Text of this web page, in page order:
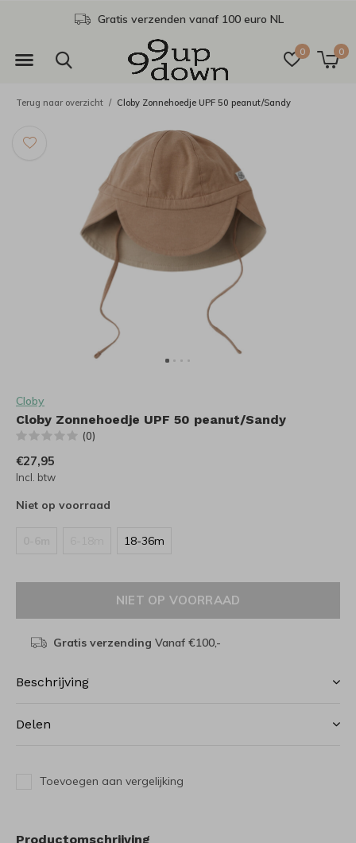
0 0
Gratis verzenden vanaf 100 euro NL
Terug naar overzicht Cloby Zonnehoedje UPF 50 peanut/Sandy
Cloby
Cloby Zonnehoedje UPF 50 peanut/Sandy
(0)
€27,95
Incl. btw
Niet op voorraad
18-36m
NIET OP VOORRAAD
Gratis verzending Vanaf €100,-
Beschrijving
Delen
Toevoegen aan vergelijking
Productomschrijving